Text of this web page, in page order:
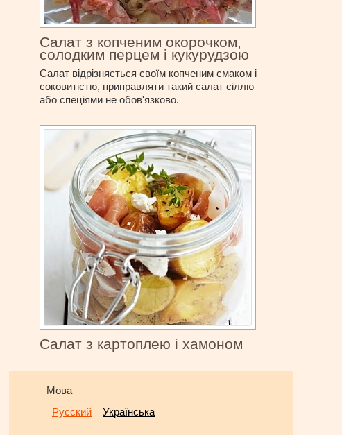
Салат з копченим окорочком,
солодким перцем і кукурудзою
Салат відрізняється своїм копченим смаком і
соковитістю, приправляти такий салат сіллю
або спеціями не обов'язково.
Салат з картоплею і хамоном
Мова
Русский
Українська